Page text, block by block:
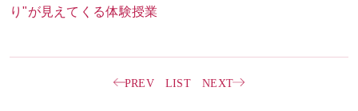
り"が見えてくる体験授業
PREV LIST NEXT